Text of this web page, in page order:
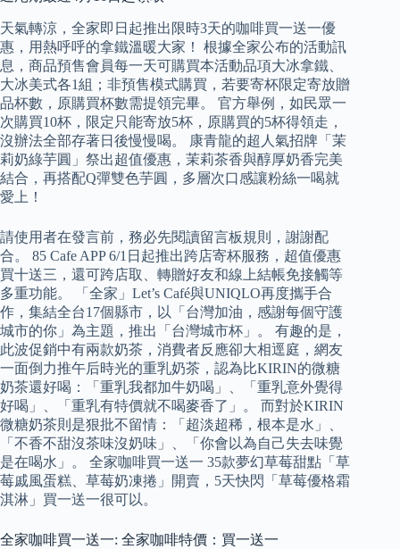
天氣轉涼，全家即日起推出限時3天的咖啡買一送一優
惠，用熱呼呼的拿鐵溫暖大家！ 根據全家公布的活動訊
息，商品預售會員每一天可購買本活動品項大冰拿鐵、
大冰美式各1組；非預售模式購買，若要寄杯限定寄放贈
品杯數，原購買杯數需提領完畢。 官方舉例，如民眾一
次購買10杯，限定只能寄放5杯，原購買的5杯得領走，
沒辦法全部存著日後慢慢喝。 康青龍的超人氣招牌「茉
莉奶綠芋圓」祭出超值優惠，茉莉茶香與醇厚奶香完美
結合，再搭配Q彈雙色芋圓，多層次口感讓粉絲一喝就
愛上！
請使用者在發言前，務必先閱讀留言板規則，謝謝配
合。 ︎85 Cafe APP 6/1日起推出跨店寄杯服務，超值優惠
買十送三，還可跨店取、轉贈好友和線上結帳免接觸等
多重功能。 「全家」Let’s Café與UNIQLO再度攜手合
作，集結全台17個縣市，以「台灣加油，感謝每個守護
城市的你」為主題，推出「台灣城市杯」。 有趣的是，
此波促銷中有兩款奶茶，消費者反應卻大相逕庭，網友
一面倒力推午后時光的重乳奶茶，認為比KIRIN的微糖
奶茶還好喝：「重乳我都加牛奶喝」、「重乳意外覺得
好喝」、「重乳有特價就不喝麥香了」。 而對於KIRIN
微糖奶茶則是狠批不留情：「超淡超稀，根本是水」、
「不香不甜沒茶味沒奶味」、「你會以為自己失去味覺
是在喝水」。 全家咖啡買一送一 35款夢幻草莓甜點「草
莓戚風蛋糕、草莓奶凍捲」開賣，5天快閃「草莓優格霜
淇淋」買一送一很可以。
全家咖啡買一送一: 全家咖啡特價：買一送一